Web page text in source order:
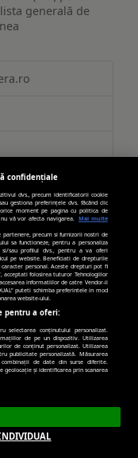
generală de
269 zile
receive-
confidențiale
dvs., precum identificatorii cookie
gestiona preferințele dvs. făcând clic
moment pe pagina cu politica de
vă vor afecta navigarea.
Mai multe
precum si furnizorii nostri de
sa functioneze, pentru a personaliza
sau profilul dvs., pentru a va oferi
pe website. Beneficiati de drepturile
personal. Aceste drepturi pot fi
acceptati folosirea tuturor Tehnologiilor
informatiilor de catre Vendor-ii
puteti schimba preferintele in mod
website-ului.
pentru a oferi:
selectarea conținutului personalizat.
de pe un dispozitiv. Utilizarea
de conținut personalizat. Utilizarea
publicitate personalizată. Măsurarea
de date din surse diferite.
și identificarea prin scanarea